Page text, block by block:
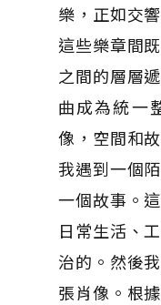
樂，正如交
這些樂章間
之間的層層
曲成為統一
像，空間和
我遇到一個
一個故事。
日常生活、
治的。然後
張肖像。根